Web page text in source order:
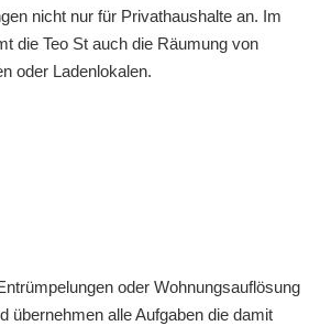
nicht nur für Privathaushalte an. Im
die Teo St auch die Räumung von
oder Ladenlokalen.
oder Wohnungsauflösung
übernehmen alle Aufgaben die damit